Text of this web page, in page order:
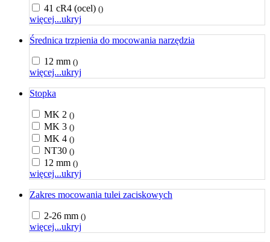
41 cR4 (ocel) ()
więcej...ukryj
Średnica trzpienia do mocowania narzędzia
12 mm ()
więcej...ukryj
Stopka
MK 2 ()
MK 3 ()
MK 4 ()
NT30 ()
12 mm ()
więcej...ukryj
Zakres mocowania tulei zaciskowych
2-26 mm ()
więcej...ukryj